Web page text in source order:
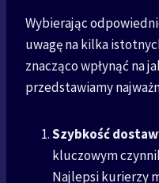
Wybierając
uwagę na kilka
znacząco wpłynąć na
przedstawiamy
Szybkość
kluczowym
Najlepsi kurierzy